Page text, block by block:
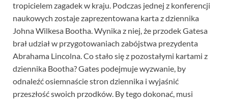
tropicielem zagadek w kraju. Podczas jednej z konferencji
naukowych zostaje zaprezentowana karta z dziennika
Johna Wilkesa Bootha. Wynika z niej, że przodek Gatesa
brał udział w przygotowaniach zabójstwa prezydenta
Abrahama Lincolna. Co stało się z pozostałymi kartami z
dziennika Bootha? Gates podejmuje wyzwanie, by
odnaleźć osiemnaście stron dziennika i wyjaśnić
przeszłość swoich przodków. By tego dokonać, musi